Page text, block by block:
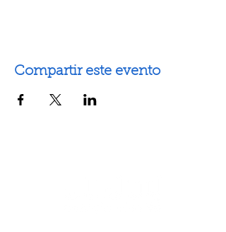
Compartir este evento